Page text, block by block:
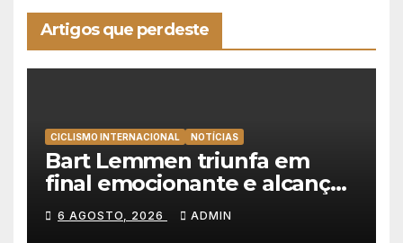
Artigos que perdeste
CICLISMO INTERNACIONAL NOTÍCIAS
Bart Lemmen triunfa em
final emocionante e alcança
a primeira vitória da carreira
na Volta à Polónia
6 AGOSTO, 2026 ADMIN